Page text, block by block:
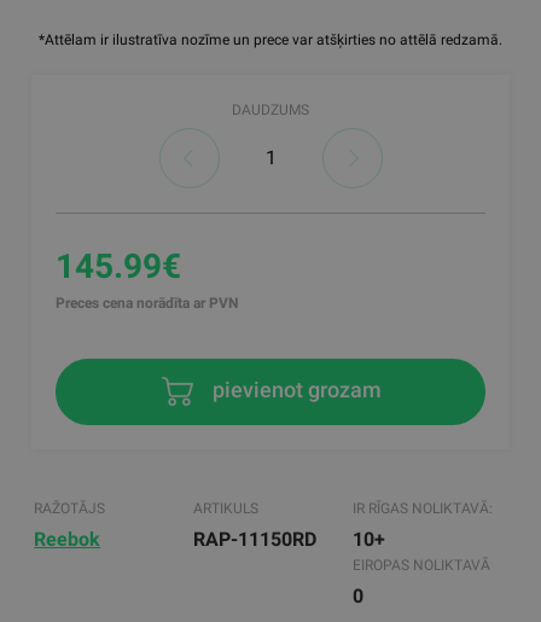
*Attēlam ir ilustratīva nozīme un prece var atšķirties no attēlā redzamā.
DAUDZUMS
145.99€
Preces cena norādīta ar PVN
pievienot grozam
RAŽOTĀJS
Reebok
ARTIKULS
RAP-11150RD
IR RĪGAS NOLIKTAVĀ:
10+
EIROPAS NOLIKTAVĀ
0